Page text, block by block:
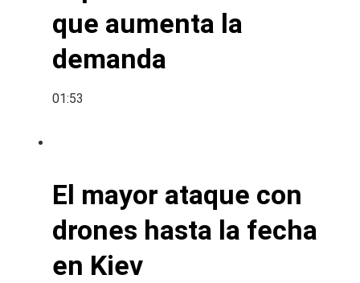
que aumenta la
demanda
01:53
El mayor ataque con
drones hasta la fecha
en Kiev